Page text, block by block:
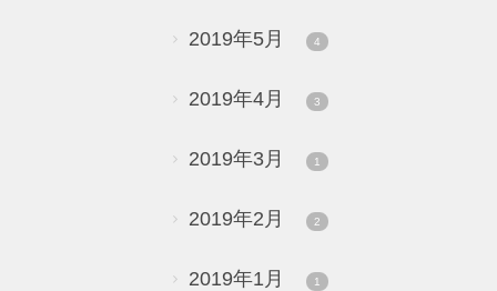
2019年5月 4
2019年4月 3
2019年3月 1
2019年2月 2
2019年1月 1